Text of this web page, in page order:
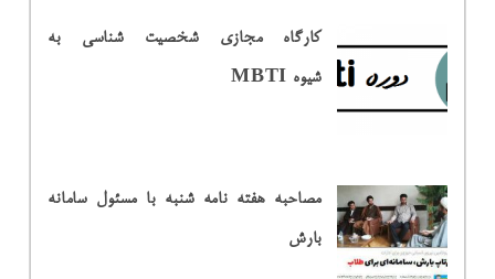
کارگاه مجازی شخصیت شناسی به
شیوه MBTI
مصاحبه هفته نامه شنبه با مسئول سامانه
بارش